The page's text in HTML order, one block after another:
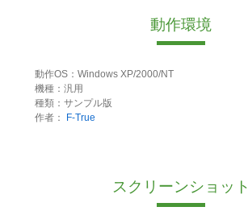
動作環境
動作OS：Windows XP/2000/NT
機種：汎用
種類：サンプル版
作者：
F-True
スクリーンショット